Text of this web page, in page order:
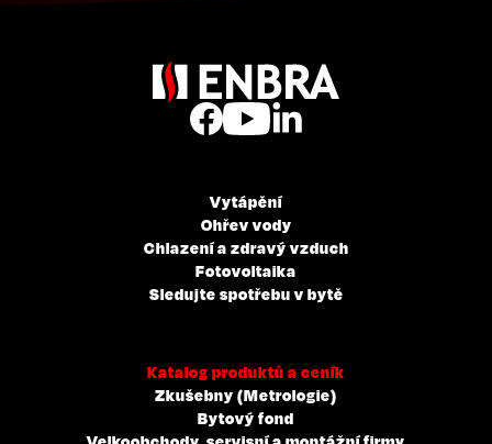
Vytápění
Ohřev vody
Chlazení a zdravý vzduch
Fotovoltaika
Sledujte spotřebu v bytě
Katalog produktů a ceník
Zkušebny (Metrologie)
Bytový fond